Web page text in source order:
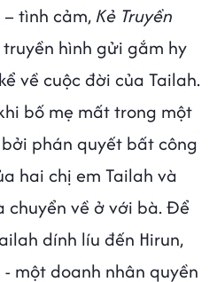
tình cảm, Kẻ Truyền
hình gửi gắm hy
về cuộc đời của Tailah.
bố mẹ mất trong một
phán quyết bất công
hai chị em Tailah và
chuyển về ở với bà. Để
dính líu đến Hirun,
một doanh nhân quyền